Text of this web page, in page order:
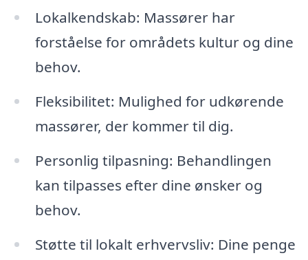
Lokalkendskab: Massører har
forståelse for områdets kultur og dine
behov.
Fleksibilitet: Mulighed for udkørende
massører, der kommer til dig.
Personlig tilpasning: Behandlingen
kan tilpasses efter dine ønsker og
behov.
Støtte til lokalt erhvervsliv: Dine penge